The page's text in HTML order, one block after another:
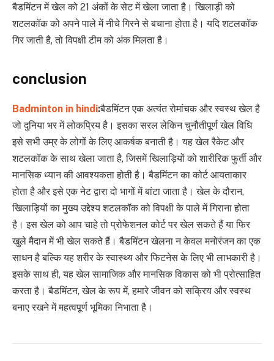
बैडमिंटन में खेल को 21 अंकों के सेट में खेला जाता है। खिलाड़ी को
शटलकॉक को अपने पाले में नीचे गिरने से बचाना होता है। यदि शटलकॉक
गिर जाती है, तो विपक्षी टीम को अंक मिलता है।
conclusion
Badminton in hindi:बैडमिंटन एक अत्यंत रोमांचक और स्वस्थ खेल है
जो दुनिया भर में लोकप्रिय है। इसका सरल लेकिन चुनौतीपूर्ण खेल विधि
इसे सभी उम्र के लोगों के लिए आकर्षक बनाती है। यह खेल रैकेट और
शटलकॉक के साथ खेला जाता है, जिसमें खिलाड़ियों को शारीरिक फुर्ती और
मानसिक ध्यान की आवश्यकता होती है। बैडमिंटन का कोर्ट आयताकार
होता है और इसे एक नेट द्वारा दो भागों में बांटा जाता है। खेल के दौरान,
खिलाड़ियों का मुख्य उद्देश्य शटलकॉक को विपक्षी के पाले में गिराना होता
है। इस खेल को आप चाहे तो प्रोफेशनल कोर्ट पर खेल सकते हैं या फिर
खुले मैदान में भी खेल सकते हैं। बैडमिंटन खेलना न केवल मनोरंजन का एक
साधन है बल्कि यह शरीर के स्वास्थ्य और फिटनेस के लिए भी लाभकारी है।
इसके साथ ही, यह खेल सामाजिक और मानसिक विकास को भी प्रोत्साहित
करता है। बैडमिंटन, खेल के रूप में, हमारे जीवन को सक्रिय और स्वस्थ
बनाए रखने में महत्वपूर्ण भूमिका निभाता है।